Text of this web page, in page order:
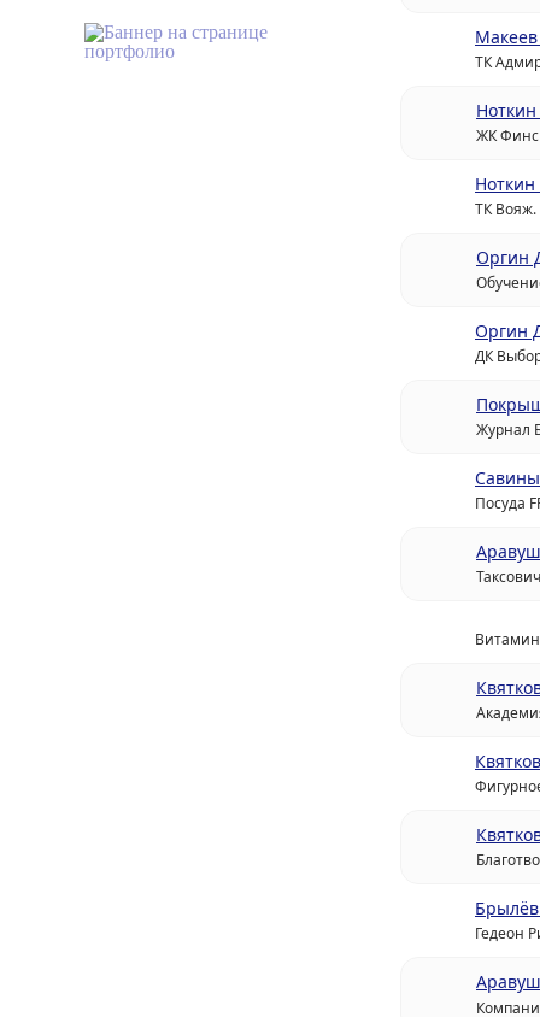
ТК
ЖК
Ноткин
ТК Вояж.
Оргин
Оргин
ДК
Журнал
Посуда
Витамин
Гедеон